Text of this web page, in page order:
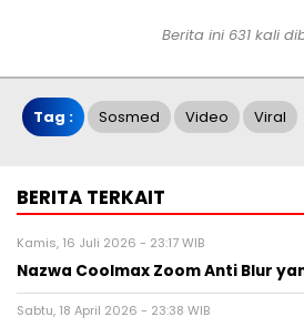
Berita ini 631 kali
Tag : Sosmed Video Viral
BERITA TERKAIT
Kamis, 16 Juli 2026 - 23:17 WIB
Nazwa Coolmax Zoom Anti Blur
Sabtu, 18 April 2026 - 23:38 WIB